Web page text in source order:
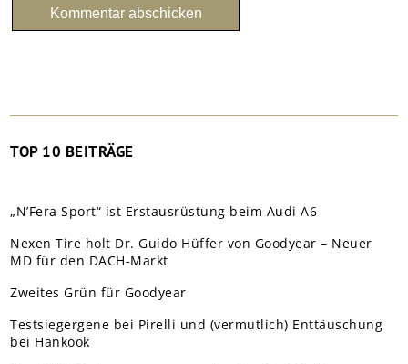
TOP 10 BEITRÄGE
„N’Fera Sport“ ist Erstausrüstung beim Audi A6
Nexen Tire holt Dr. Guido Hüffer von Goodyear – Neuer
MD für den DACH-Markt
Zweites Grün für Goodyear
Testsiegergene bei Pirelli und (vermutlich) Enttäuschung
bei Hankook